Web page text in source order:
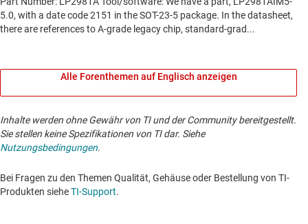
Alle Forenthemen auf Englisch anzeigen
Inhalte werden ohne Gewähr von TI und der Community bereitgestellt.
Sie stellen keine Spezifikationen von TI dar. Siehe
Nutzungsbedingungen.
Bei Fragen zu den Themen Qualität, Gehäuse oder Bestellung von TI-
Produkten sieheTI-Support. ​​​​​​​​​​​​​​